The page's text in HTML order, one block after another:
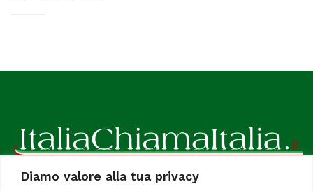
Diamo valore alla tua privacy